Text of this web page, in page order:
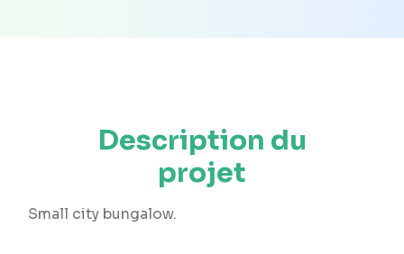
Description du
projet
Small city bungalow.